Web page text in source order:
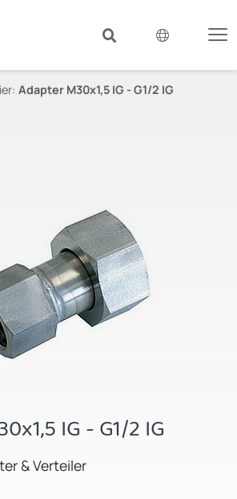
Adapter M30x1,5 IG - G1/2 IG
IG - G1/2 IG
& Verteiler